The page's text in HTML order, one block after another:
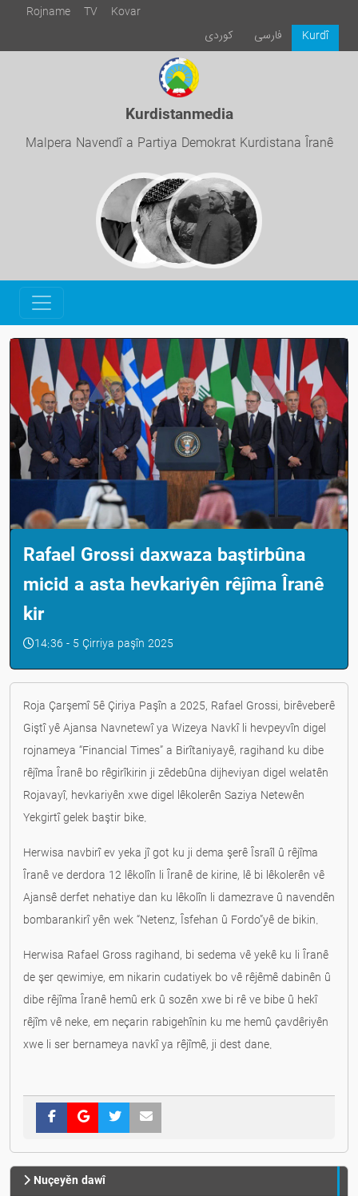
Rojname TV
Kovar
Kurdî
فارسی كوردی
Kurdistanmedia
Malpera Navendî a Partiya Demokrat Kurdistana Îranê
Rafael Grossi daxwaza baştirbûna
micid a asta hevkariyên rêjîma Îranê
kir
14:36 - 5 Çirriya paşîn 2025
Roja Çarşemî 5ê Çiriya Paşîn a 2025, Rafael Grossi, birêveberê
Giştî yê Ajansa Navnetewî ya Wizeya Navkî li hevpeyvîn digel
rojnameya “Financial Times” a Birîtaniyayê, ragihand ku dibe
rêjîma Îranê bo rêgirîkirin ji zêdebûna dijheviyan digel welatên
Rojavayî, hevkariyên xwe digel lêkolerên Saziya Netewên
Yekgirtî gelek baştir bike.
Herwisa navbirî ev yeka jî got ku ji dema şerê Îsraîl û rêjîma
Îranê ve derdora 12 lêkolîn li Îranê de kirine, lê bi lêkolerên vê
Ajansê derfet nehatiye dan ku lêkolîn li damezrave û navendên
bombarankirî yên wek “Netenz, Îsfehan û Fordo”yê de bikin.
Herwisa Rafael Gross ragihand, bi sedema vê yekê ku li Îranê
de şer qewimiye, em nikarin cudatiyek bo vê rêjêmê dabinên û
dibe rêjîma Îranê hemû erk û sozên xwe bi rê ve bibe û hekî
rêjîm vê neke, em neçarin rabigehînin ku me hemû çavdêriyên
xwe li ser bernameya navkî ya rêjîmê, ji dest dane.
Nuçeyěn dawî